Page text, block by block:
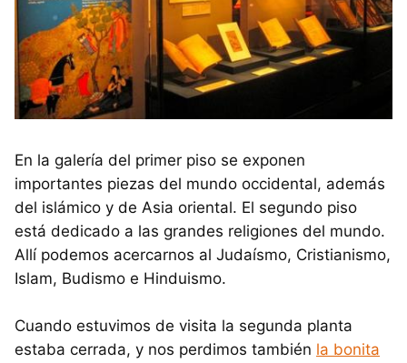
En la galería del primer piso se exponen
importantes piezas del mundo occidental, además
del islámico y de Asia oriental. El segundo piso
está dedicado a las grandes religiones del mundo.
Allí podemos acercarnos al Judaísmo, Cristianismo,
Islam, Budismo e Hinduismo.
Cuando estuvimos de visita la segunda planta
estaba cerrada, y nos perdimos también la bonita